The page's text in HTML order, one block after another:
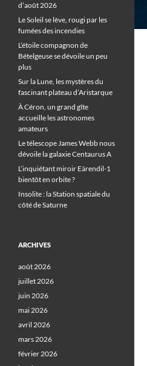
d’août 2026
Le Soleil se lève, rougi par les
fumées des incendies
L’étoile compagnon de
Bételgeuse se dévoile un peu
plus
Sur la Lune, les mystères du
fascinant plateau d’Aristarque
À Céron, un grand gîte
accueille les astronomes
amateurs
Le télescope James Webb nous
dévoile la galaxie Centaurus A
L’inquiétant miroir Eärendil-1
bientôt en orbite ?
Insolite : la Station spatiale du
côté de Saturne
ARCHIVES
août 2026
juillet 2026
juin 2026
mai 2026
avril 2026
mars 2026
février 2026